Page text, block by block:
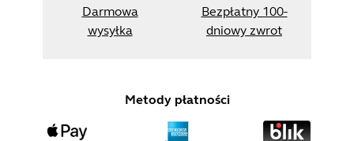
Darmowa
wysyłka
Bezpłatny 100-
dniowy zwrot
Metody płatności